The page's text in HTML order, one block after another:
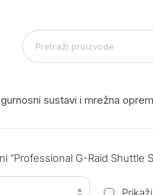
sustavi i mrežna
“Professional G-Raid Shuttle